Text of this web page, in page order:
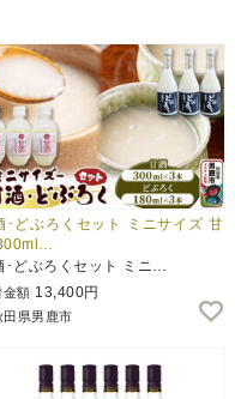
み
･どぶろくセット ミニサイズ 甘
･どぶろくセット ミニ…
金額 13,400円
田県男鹿市